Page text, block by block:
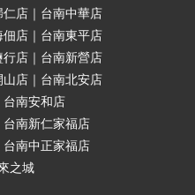
店｜台南中華店
店｜台南東平店
店｜台南新營店
店｜台南北安店
台南安和店
南新仁家福店
南中正家福店
之城